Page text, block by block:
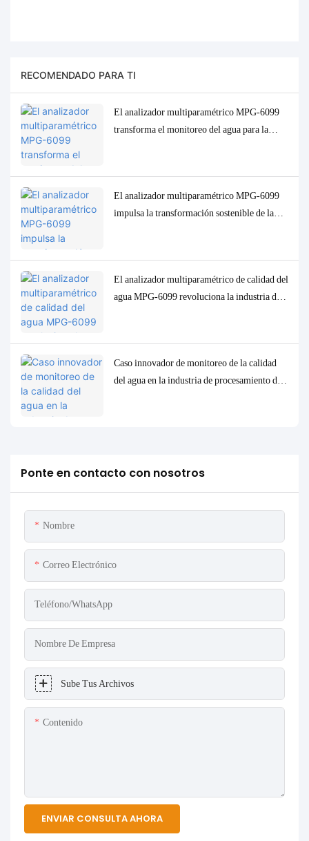
RECOMENDADO PARA TI
El analizador multiparamétrico MPG-6099
transforma el monitoreo del agua para la
El analizador multiparamétrico MPG-6099
impulsa la transformación sostenible de la
El analizador multiparamétrico de calidad del
agua MPG-6099 revoluciona la industria del
Caso innovador de monitoreo de la calidad
del agua en la industria de procesamiento de
Ponte en contacto con nosotros
Nombre
Correo Electrónico
Teléfono/WhatsApp
Nombre De Empresa
Sube Tus Archivos
Contenido
ENVIAR CONSULTA AHORA